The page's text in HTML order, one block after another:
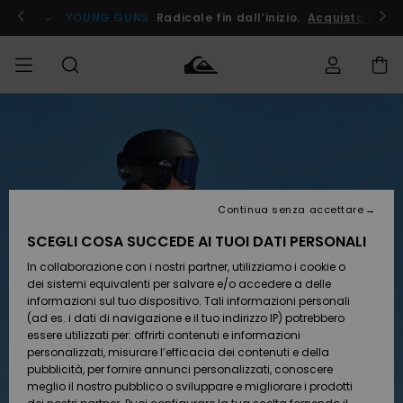
informazioni
prodotto
! YOUNG GUNS Radicale fin dall’inizio. Acquista Ora
Abbigliamento
Accessori
Calzature
e
infradito
Surf /
Acqua
Abbigliamento
Accessori
Calzature
e
infradito
Surf /
Acqua
Shop
Nuovi
Da
Scoprire
Snow
SURF
Surf Shop
Uomo
Highlights
Comunità
SNOW
Snow
Uomo
Shop
Snow
Shop
Donna
OUTLET
Outlet
Uomo
Outlet
Donna
ordine
Spedizione
Pagamento
Buono regalo
Quiksilver
Freedom
SCEGLI COSA SUCCEDE AI TUOI DATI PERSONALI
In collaborazione con i nostri partner, utilizziamo i cookie o
dei sistemi equivalenti per salvare e/o accedere a delle
informazioni sul tuo dispositivo. Tali informazioni personali
(ad es. i dati di navigazione e il tuo indirizzo IP) potrebbero
essere utilizzati per: offrirti contenuti e informazioni
personalizzati, misurare l’efficacia dei contenuti e della
pubblicità, per fornire annunci personalizzati, conoscere
meglio il nostro pubblico o sviluppare e migliorare i prodotti
Continua senza accettare